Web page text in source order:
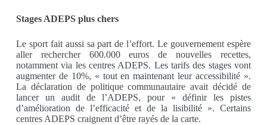
Stages ADEPS plus chers
Le sport fait aussi sa part de l’effort. Le gouvernement espère
aller rechercher 600.000 euros de nouvelles recettes,
notamment via les centres ADEPS. Les tarifs des stages vont
augmenter de 10%, « tout en maintenant leur accessibilité ».
La déclaration de politique communautaire avait décidé de
lancer un audit de l’ADEPS, pour « définir les pistes
d’amélioration de l’efficacité et de la lisibilité ». Certains
centres ADEPS craignent d’être rayés de la carte.